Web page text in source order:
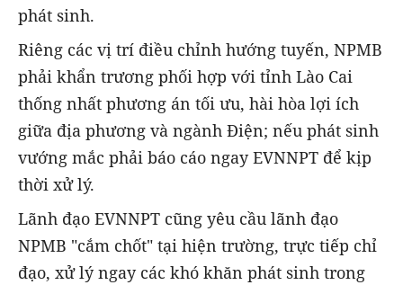
phát sinh.
Riêng các vị trí điều chỉnh hướng tuyến, NPMB
phải khẩn trương phối hợp với tỉnh Lào Cai
thống nhất phương án tối ưu, hài hòa lợi ích
giữa địa phương và ngành Điện; nếu phát sinh
vướng mắc phải báo cáo ngay EVNNPT để kịp
thời xử lý.
Lãnh đạo EVNNPT cũng yêu cầu lãnh đạo
NPMB "cắm chốt" tại hiện trường, trực tiếp chỉ
đạo, xử lý ngay các khó khăn phát sinh trong